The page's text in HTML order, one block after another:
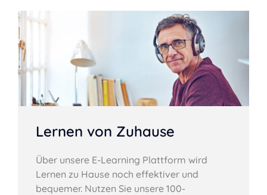
Lernen von Zuhause
Über unsere E-Learning Plattform wird
Lernen zu Hause noch effektiver und
bequemer. Nutzen Sie unsere 100-